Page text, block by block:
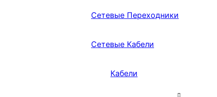
Сетевые Переходники
Сетевые Кабели
Кабели